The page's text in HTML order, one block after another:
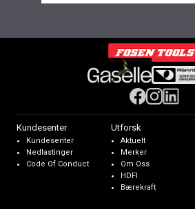
Kundesenter
Kundesenter
Nedlastinger
Code Of Conduct
Utforsk
Aktuelt
Merker
Om Oss
HDFI
Bærekraft